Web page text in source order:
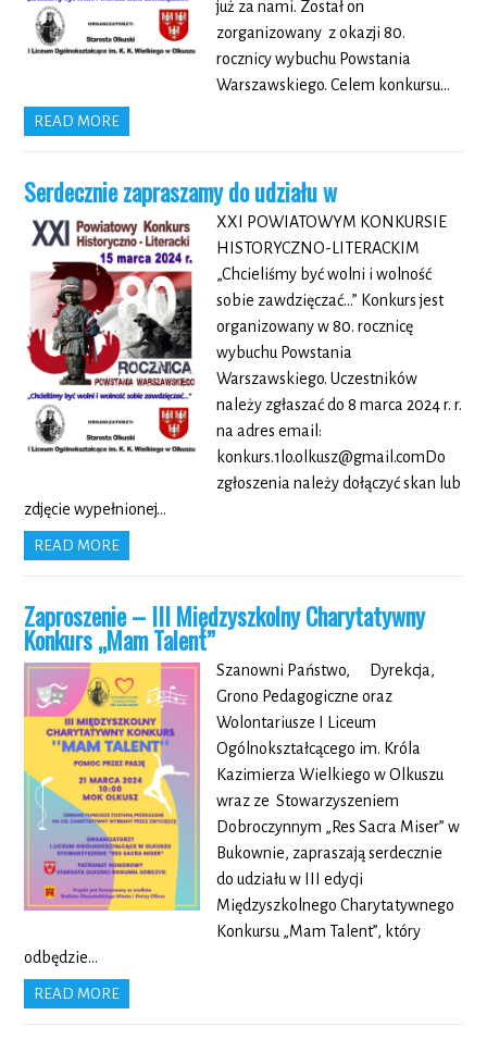
już za nami. Został on
zorganizowany z okazji 80.
rocznicy wybuchu Powstania
Warszawskiego. Celem konkursu…
READ MORE
Serdecznie zapraszamy do udziału w
XXI POWIATOWYM KONKURSIE
HISTORYCZNO-LITERACKIM
„Chcieliśmy być wolni i wolność
sobie zawdzięczać…” Konkurs jest
organizowany w 80. rocznicę
wybuchu Powstania
Warszawskiego. Uczestników
należy zgłaszać do 8 marca 2024 r. r.
na adres email:
konkurs.1lo.olkusz@gmail.comDo
zgłoszenia należy dołączyć skan lub
zdjęcie wypełnionej…
READ MORE
Zaproszenie – III Międzyszkolny Charytatywny
Konkurs „Mam Talent”
Szanowni Państwo, Dyrekcja,
Grono Pedagogiczne oraz
Wolontariusze I Liceum
Ogólnokształcącego im. Króla
Kazimierza Wielkiego w Olkuszu
wraz ze Stowarzyszeniem
Dobroczynnym „Res Sacra Miser” w
Bukownie, zapraszają serdecznie
do udziału w III edycji
Międzyszkolnego Charytatywnego
Konkursu „Mam Talent”, który
odbędzie…
READ MORE